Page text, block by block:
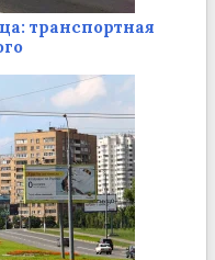
транспортная